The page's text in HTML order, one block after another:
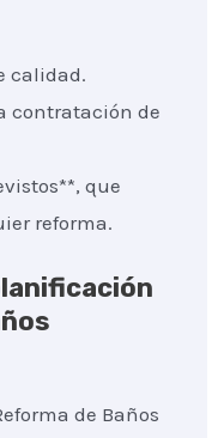
calidad.
contratación de
que
reforma.
de Baños